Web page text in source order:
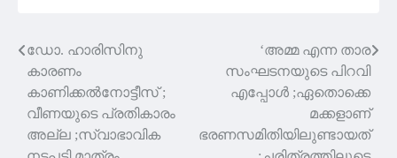
Post
navigation
ഡോ. ഹാരിസിനു
കാരണം
കാണിക്കൽനോട്ടീസ് ;
വീണയുടെ പ്രതികാരം
അല്ല ;സ്വാഭാവിക
‘അമ്മ എന്ന താര
സംഘടനയുടെ പിറവി
എപ്പോൾ ;ഏതൊക്കെ
മക്കളാണ്
ഭരണസമിതിയിലുണ്ടായത്